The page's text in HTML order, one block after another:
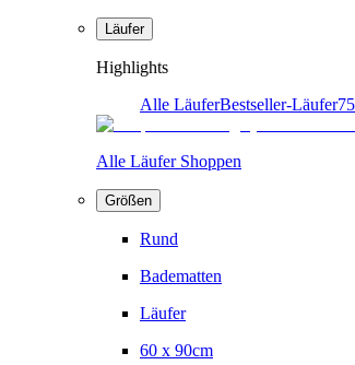
Läufer
Highlights
Alle LäuferBestseller-Läufer
Alle Läufer Shoppen
Größen
Rund
Badematten
Läufer
60 x 90cm